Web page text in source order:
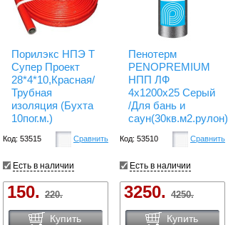
Порилэкс НПЭ T
Супер Проект
28*4*10,Красная/
Трубная
изоляция (Бухта
10пог.м.)
Код: 53515 Сравнить
Есть в наличии
150. 220.
Купить
Пенотерм
PENOPREMIUM
НПП ЛФ
4х1200х25 Серый
/Для бань и
саун(30кв.м2.рулон)
Код: 53510 Сравнить
Есть в наличии
3250. 4250.
Купить